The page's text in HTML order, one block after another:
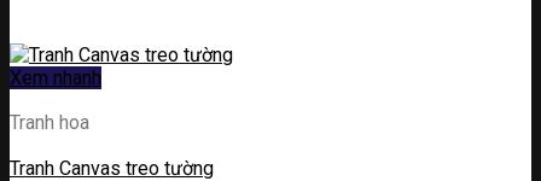
Xem nhanh
Tranh hoa
Tranh Canvas treo tường